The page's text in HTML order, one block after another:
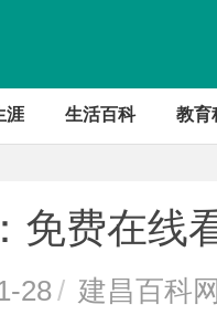
涯 生活百科 教育
免费在线
28/ 建昌百科